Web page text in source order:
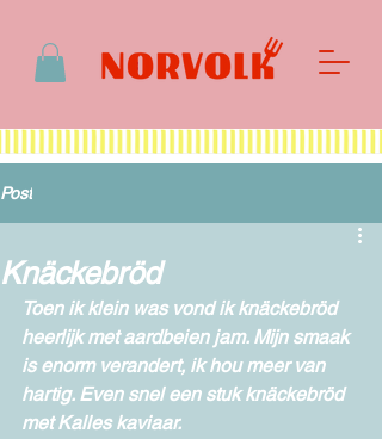
Post
Knäckebröd
Toen ik klein was vond ik knäckebröd
heerlijk met aardbeien jam. Mijn smaak
is enorm verandert, ik hou meer van
hartig. Even snel een stuk knäckebröd
met Kalles kaviaar.